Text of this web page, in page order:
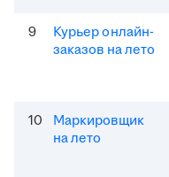
9
Курьер онлайн-
заказов на лето
10
Маркировщик
на лето